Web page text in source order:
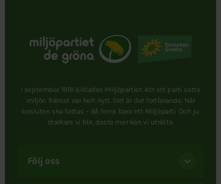
I september 1981 bildades Miljöpartiet. Att ett parti satte
miljön främst var helt nytt. Det är det fortfarande. När
besluten ska fattas – då finns bara ett Miljöparti. Och ju
starkare vi blir, desto mer kan vi uträtta.
Följ oss